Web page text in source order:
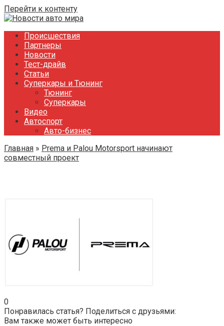
Перейти к контенту
Происшествия
Партнеры
Новости
Тест-драйв
Статьи
Суперкары и Тюнинг
Тюнинг
Суперкары
Видео
Автоспорт
Авто-бизнес
Главная » Prema и Palou Motorsport начинают
совместный проект
0
Понравилась статья? Поделиться с друзьями:
Вам также может быть интересно